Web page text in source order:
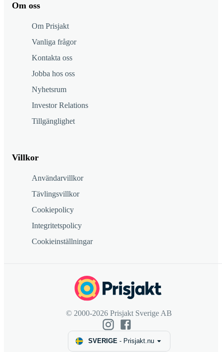
Om oss
Om Prisjakt
Vanliga frågor
Kontakta oss
Jobba hos oss
Nyhetsrum
Investor Relations
Tillgänglighet
Villkor
Användarvillkor
Tävlingsvillkor
Cookiepolicy
Integritetspolicy
Cookieinställningar
© 2000-2026 Prisjakt Sverige AB
SVERIGE- Prisjakt.nu